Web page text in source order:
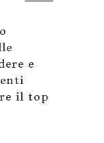
e
il top